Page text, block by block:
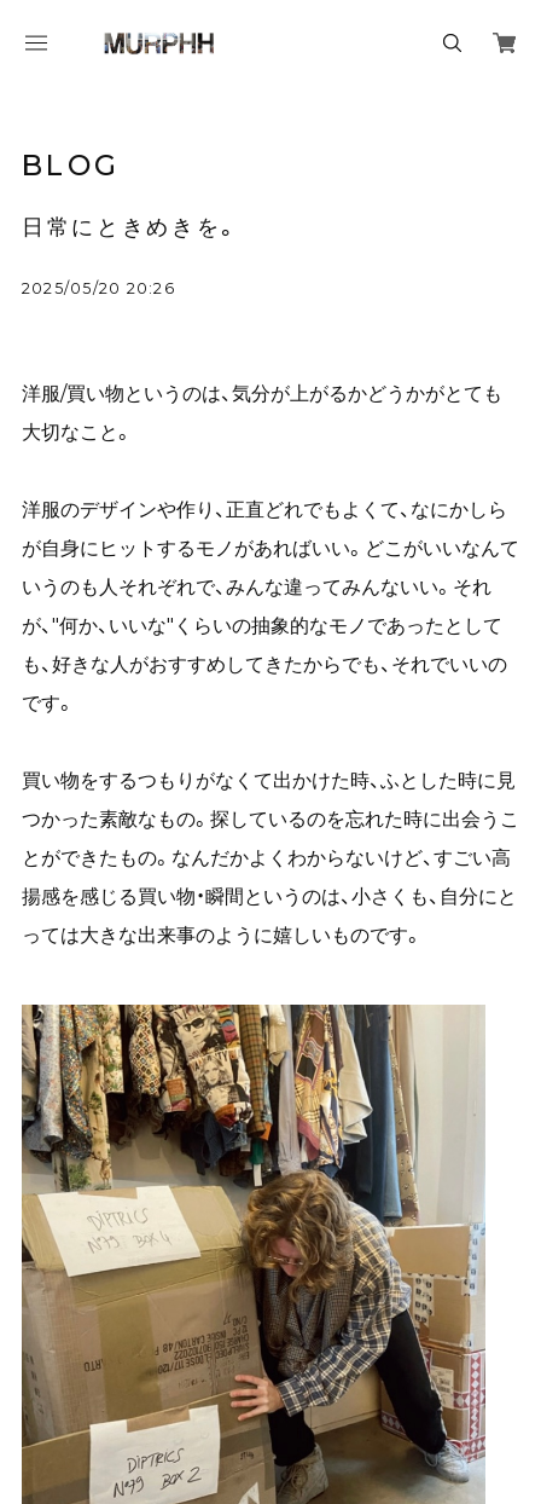
BLOG
日常にときめきを。
2025/05/20 20:26
洋服/買い物というのは、気分が上がるかどうかがとても
大切なこと。
洋服のデザインや作り、正直どれでもよくて、なにかしら
が自身にヒットするモノがあればいい。どこがいいなんて
いうのも人それぞれで、みんな違ってみんないい。それ
が、"何か、いいな"くらいの抽象的なモノであったとして
も、好きな人がおすすめしてきたからでも、それでいいの
です。
買い物をするつもりがなくて出かけた時、ふとした時に見
つかった素敵なもの。探しているのを忘れた時に出会うこ
とができたもの。なんだかよくわからないけど、すごい高
揚感を感じる買い物・瞬間というのは、小さくも、自分にと
っては大きな出来事のように嬉しいものです。